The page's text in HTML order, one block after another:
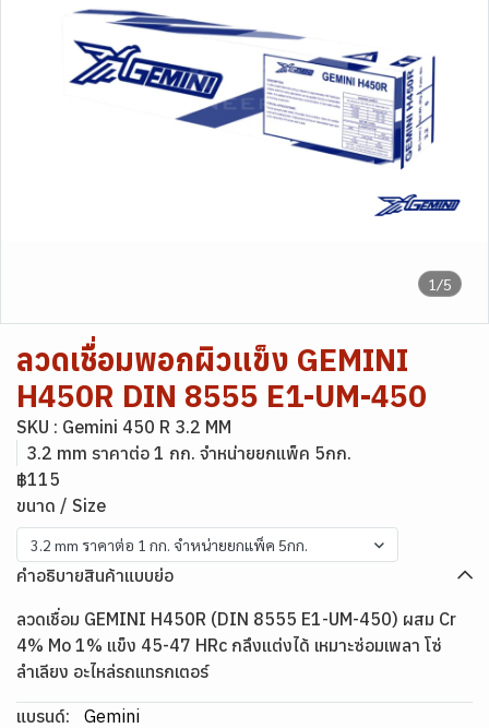
1/5
ลวดเชื่อมพอกผิวแข็ง GEMINI
H450R DIN 8555 E1-UM-450
SKU : Gemini 450 R 3.2 MM
3.2 mm ราคาต่อ 1 กก. จำหน่ายยกแพ็ค 5กก.
฿115
ขนาด / Size
3.2 mm ราคาต่อ 1 กก. จำหน่ายยกแพ็ค 5กก.
คำอธิบายสินค้าแบบย่อ
ลวดเชื่อม GEMINI H450R (DIN 8555 E1-UM-450) ผสม Cr
4% Mo 1% แข็ง 45-47 HRc กลึงแต่งได้ เหมาะซ่อมเพลา โซ่
ลำเลียง อะไหล่รถแทรกเตอร์
แบรนด์:
Gemini